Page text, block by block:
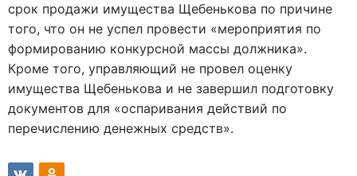
срок продажи имущества Щебенькова по причине
того, что он не успел провести «мероприятия по
формированию конкурсной массы должника».
Кроме того, управляющий не провел оценку
имущества Щебенькова и не завершил подготовку
документов для «оспаривания действий по
перечислению денежных средств».